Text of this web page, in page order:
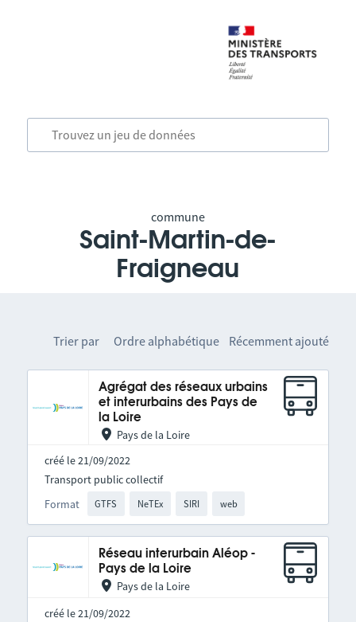
commune
Saint-Martin-de-
Fraigneau
Trier par Ordre alphabétique Récemment ajouté
Agrégat des réseaux urbains
et interurbains des Pays de
la Loire
Pays de la Loire
créé le 21/09/2022
Format GTFS NeTEx SIRI web
Transport public collectif
Réseau interurbain Aléop -
Pays de la Loire
Pays de la Loire
créé le 21/09/2022